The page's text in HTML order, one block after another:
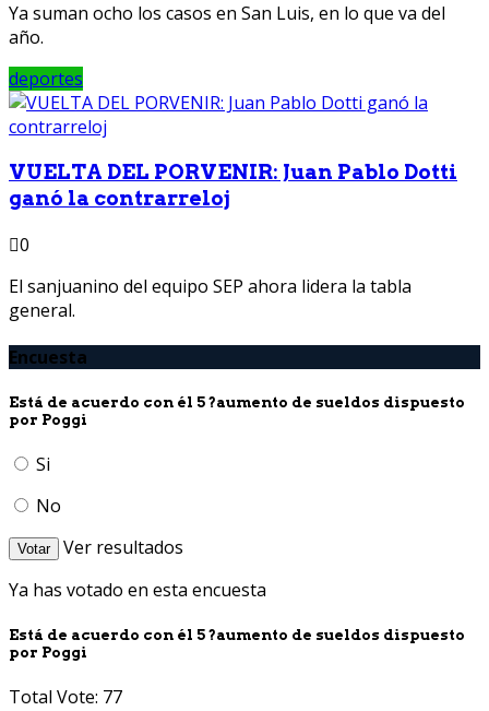
Ya suman ocho los casos en San Luis, en lo que va del
año.
deportes
VUELTA DEL PORVENIR: Juan Pablo Dotti
ganó la contrarreloj
0
El sanjuanino del equipo SEP ahora lidera la tabla
general.
Encuesta
Está de acuerdo con él 5 ?aumento de sueldos dispuesto
por Poggi
Si
No
Votar
Ver resultados
Ya has votado en esta encuesta
Está de acuerdo con él 5 ?aumento de sueldos dispuesto
por Poggi
Total Vote: 77